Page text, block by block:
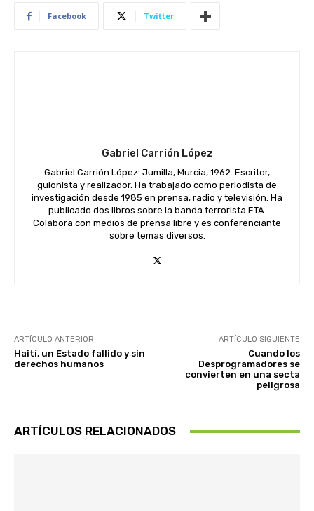
Facebook Twitter
Gabriel Carrión López
Gabriel Carrión López: Jumilla, Murcia, 1962. Escritor,
guionista y realizador. Ha trabajado como periodista de
investigación desde 1985 en prensa, radio y televisión. Ha
publicado dos libros sobre la banda terrorista ETA.
Colabora con medios de prensa libre y es conferenciante
sobre temas diversos.
ARTÍCULO ANTERIOR
Haití, un Estado fallido y sin
derechos humanos
ARTÍCULO SIGUIENTE
Cuando los
Desprogramadores se
convierten en una secta
peligrosa
ARTÍCULOS RELACIONADOS